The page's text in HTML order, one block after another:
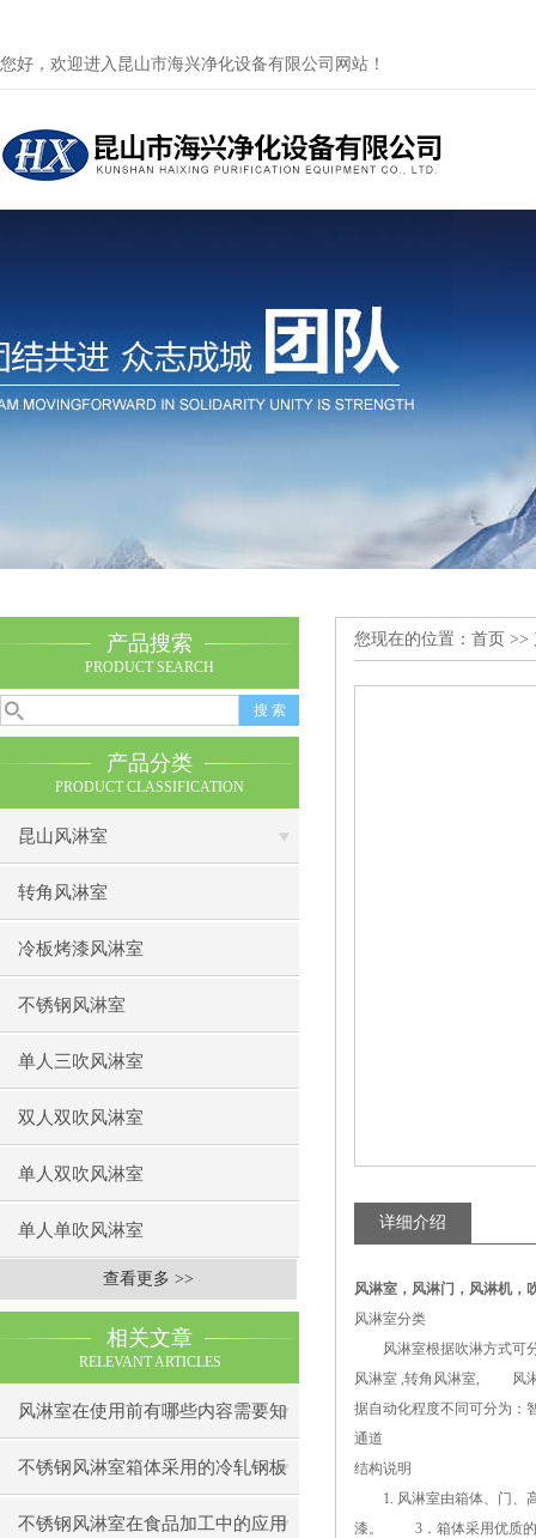
您好，欢迎进入昆山市海兴净化设备有限公司网站！
产品搜索
PRODUCT SEARCH
产品分类
PRODUCT CLASSIFICATION
昆山风淋室
转角风淋室
冷板烤漆风淋室
不锈钢风淋室
单人三吹风淋室
双人双吹风淋室
单人双吹风淋室
单人单吹风淋室
查看更多 >>
相关文章
RELEVANT ARTICLES
风淋室在使用前有哪些内容需要知
道下呢
不锈钢风淋室箱体采用的冷轧钢板
制造
不锈钢风淋室在食品加工中的应用
您现在的位置： 首页 >>
详细介绍
风淋室 ， 风淋门，风淋机，
风淋室分类
风淋室根据吹淋方式可分
风淋室 ,转角风淋室, 风淋
据自动化程度不同可分为
通道
结构说明
1. 风淋室由箱体、门、高
漆。 3．箱体采用优质的